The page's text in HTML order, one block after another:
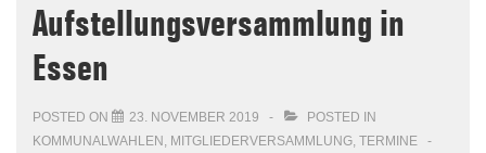
Aufstellungsversammlung in
Essen
POSTED ON 23. NOVEMBER 2019
POSTED IN
KOMMUNALWAHLEN , MITGLIEDERVERSAMMLUNG, TERMINE